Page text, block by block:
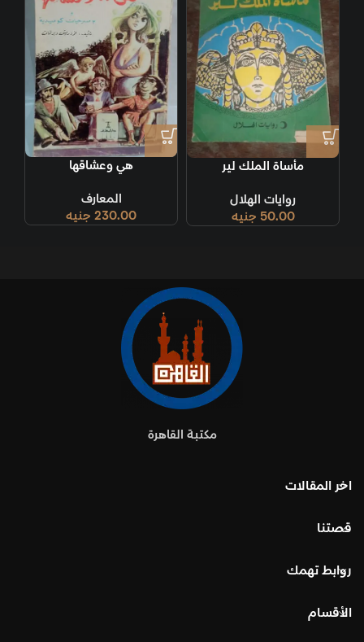
مأساة الملك لير
روايات الهلال
50.00 جنيه
هي وعشاقها
المعارف
230.00 جنيه
مكتبة القاهرة
اخر المقالات
قصتنا
روابط تهمك
الأقسام